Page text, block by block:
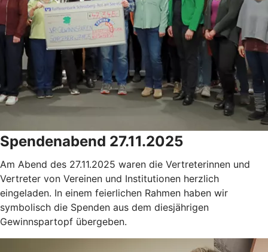
Spendenabend 27.11.2025
Am Abend des 27.11.2025 waren die Vertreterinnen und
Vertreter von Vereinen und Institutionen herzlich
eingeladen. In einem feierlichen Rahmen haben wir
symbolisch die Spenden aus dem diesjährigen
Gewinnspartopf übergeben.